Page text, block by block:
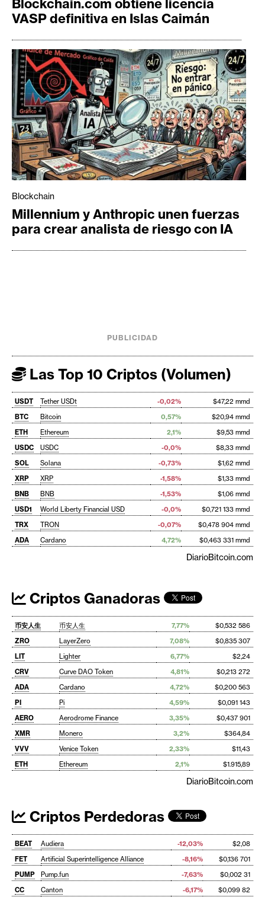
Blockchain.com obtiene licencia
VASP definitiva en Islas Caimán
Blockchain
Millennium y Anthropic unen fuerzas
para crear analista de riesgo con IA
PUBLICIDAD
Las Top 10 Criptos (Volumen)
USDT Tether USDt -0,02%
$47,22 mmd
BTC
Bitcoin 0,57%
$20,94 mmd
ETH
Ethereum 2,1%
$9,53 mmd
USDC
USDC -0,0%
$8,33 mmd
SOL
Solana -0,73%
$1,62 mmd
XRP
XRP -1,58%
$1,33 mmd
BNB
BNB -1,53%
$1,06 mmd
USD1
World Liberty Financial USD -0,0%
$0,721 133 mmd
TRX
TRON -0,07%
$0,478 904 mmd
ADA
Cardano 4,72% $0,463 331 mmd
DiarioBitcoin.com
Criptos Ganadoras
币安人生 币安人生 7,77%
$0,532 586
ZRO
LayerZero 7,08%
$0,835 307
LIT
Lighter 6,77%
$2,24
CRV
Curve DAO Token 4,81%
$0,213 272
ADA
Cardano 4,72%
$0,200 563
PI
Pi 4,59%
$0,091 143
AERO
Aerodrome Finance 3,35%
$0,437 901
XMR
Monero 3,2%
$364,84
VVV
Venice Token 2,33%
$11,43
ETH
Ethereum 2,1% $1.915,89
DiarioBitcoin.com
Criptos Perdedoras
BEAT Audiera -12,03%
$2,08
FET
Artificial Superintelligence Alliance -8,16%
$0,136 701
PUMP
Pump.fun -7,63%
$0,002 31
CC
Canton -6,17%
$0,099 82